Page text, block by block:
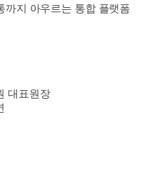
까지 아우르는 통합 플랫폼
대표원장